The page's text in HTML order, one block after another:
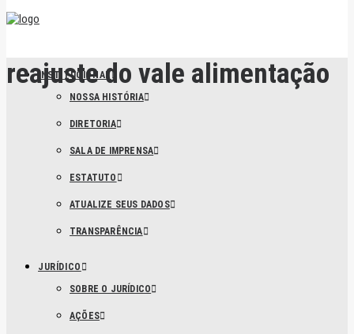
INSTITUCIONAL
NOSSA HISTÓRIA
DIRETORIA
SALA DE IMPRENSA
ESTATUTO
ATUALIZE SEUS DADOS
TRANSPARÊNCIA
JURÍDICO
SOBRE O JURÍDICO
AÇÕES
reajuste do vale alimentação